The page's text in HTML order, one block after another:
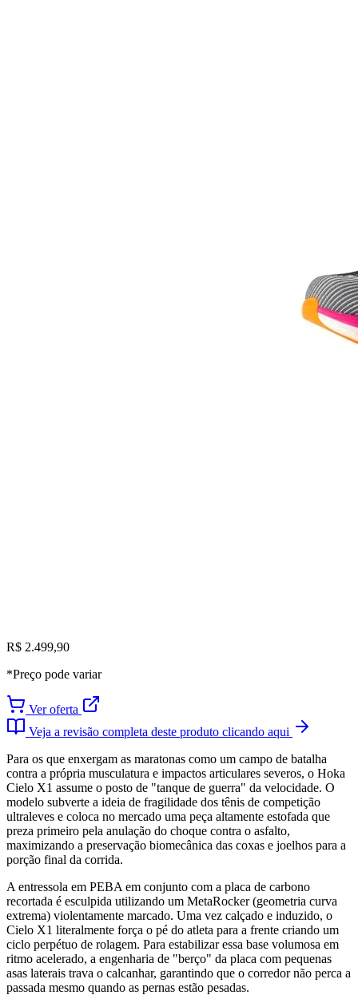
R$ 2.499,90
*Preço pode variar
Ver oferta
Veja a revisão completa deste produto clicando aqui
Para os que enxergam as maratonas como um campo de batalha
contra a própria musculatura e impactos articulares severos, o Hoka
Cielo X1 assume o posto de "tanque de guerra" da velocidade. O
modelo subverte a ideia de fragilidade dos tênis de competição
ultraleves e coloca no mercado uma peça altamente estofada que
preza primeiro pela anulação do choque contra o asfalto,
maximizando a preservação biomecânica das coxas e joelhos para a
porção final da corrida.
A entressola em PEBA em conjunto com a placa de carbono
recortada é esculpida utilizando um MetaRocker (geometria curva
extrema) violentamente marcado. Uma vez calçado e induzido, o
Cielo X1 literalmente força o pé do atleta para a frente criando um
ciclo perpétuo de rolagem. Para estabilizar essa base volumosa em
ritmo acelerado, a engenharia de "berço" da placa com pequenas
asas laterais trava o calcanhar, garantindo que o corredor não perca a
passada mesmo quando as pernas estão pesadas.